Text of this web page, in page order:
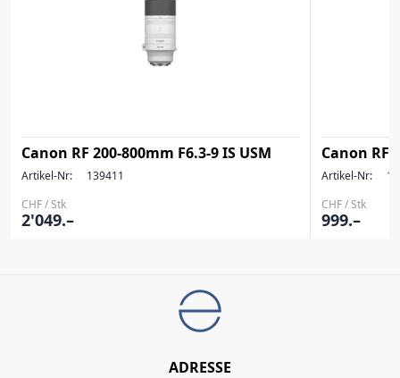
Canon RF 200-800mm F6.3-9 IS USM
Artikel-Nr:
139411
CHF / Stk
2'049.–
Canon RF
Artikel-Nr:
CHF / Stk
999.–
ADRESSE